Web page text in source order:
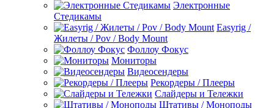
Электронные
Стедикамы
Easyrig /
Жилеты / Pov / Body Mount
Фоллоу Фокус
Мониторы
Видеосендеры
Рекордеры / Плееры
Слайдеры и Тележки
Штативы / Моноподы